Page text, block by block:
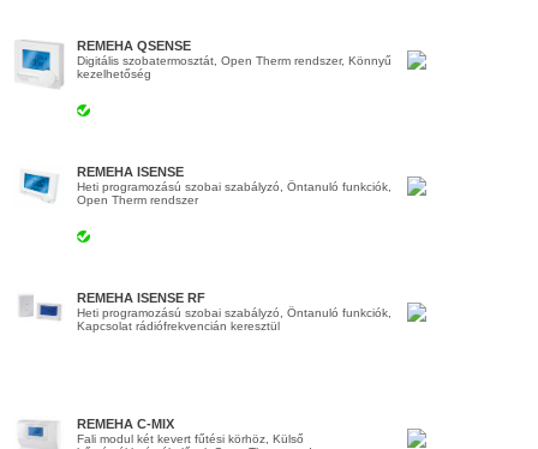
REMEHA QSENSE
Digitális szobatermosztát, Open Therm rendszer, Könnyű
kezelhetőség
REMEHA ISENSE
Heti programozású szobai szabályzó, Öntanuló funkciók,
Open Therm rendszer
REMEHA ISENSE RF
Heti programozású szobai szabályzó, Öntanuló funkciók,
Kapcsolat rádiófrekvencián keresztül
REMEHA C-MIX
Fali modul két kevert fűtési körhöz, Külső